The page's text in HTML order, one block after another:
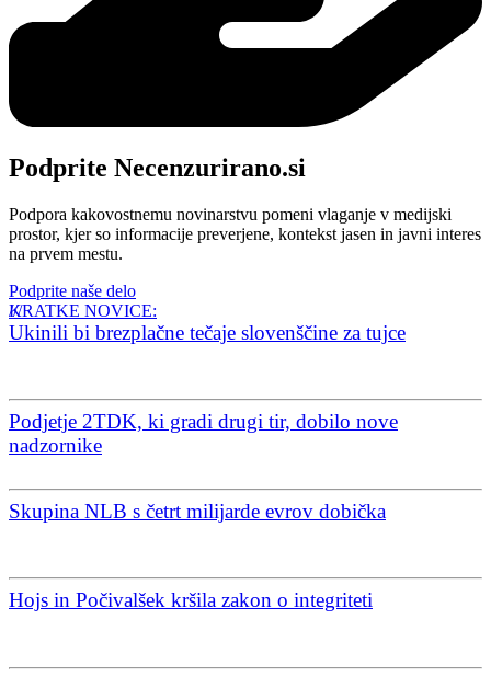
Podprite Necenzurirano.si
Podpora kakovostnemu novinarstvu pomeni vlaganje v medijski
prostor, kjer so informacije preverjene, kontekst jasen in javni interes
na prvem mestu.
Podprite naše delo
KRATKE NOVICE:
Ukinili bi brezplačne tečaje slovenščine za tujce
Podjetje 2TDK, ki gradi drugi tir, dobilo nove
nadzornike
Skupina NLB s četrt milijarde evrov dobička
Hojs in Počivalšek kršila zakon o integriteti